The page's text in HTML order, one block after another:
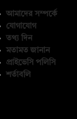
আমাদের সম্পর্কে
যোগাযোগ
তথ্য দিন
মতামত জানান
প্রাইভেসি পলিসি
শর্তাবলি